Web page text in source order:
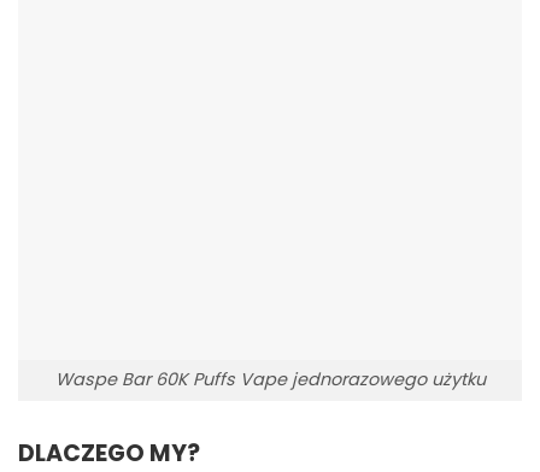
Waspe Bar 60K Puffs Vape jednorazowego użytku
DLACZEGO MY?